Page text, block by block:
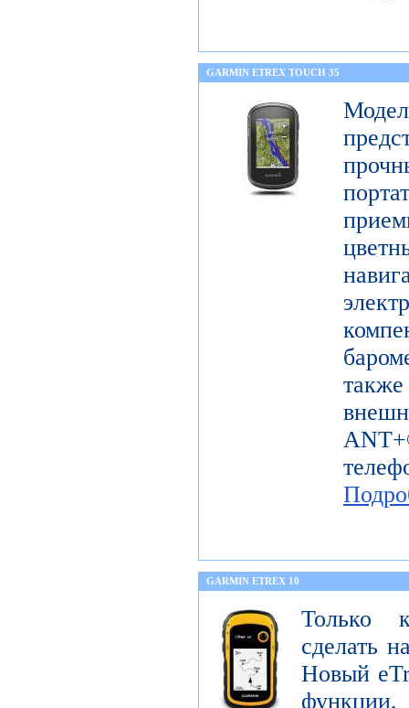
GARMIN ETREX TOUCH 35
GARMIN ETREX 10
Только
сделать
Новый